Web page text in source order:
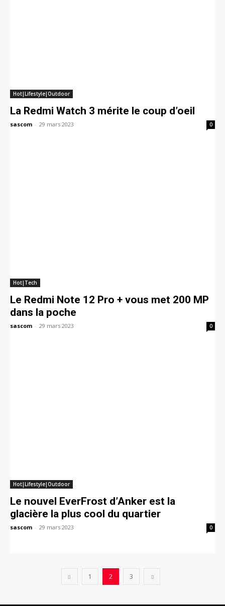
Hot|Lifestyle|Outdoor
La Redmi Watch 3 mérite le coup d’oeil
sascom - 29 mars 2023 0
Hot|Tech
Le Redmi Note 12 Pro + vous met 200 MP
dans la poche
sascom - 29 mars 2023 0
Hot|Lifestyle|Outdoor
Le nouvel EverFrost d’Anker est la
glacière la plus cool du quartier
sascom - 29 mars 2023 0
1 2 3